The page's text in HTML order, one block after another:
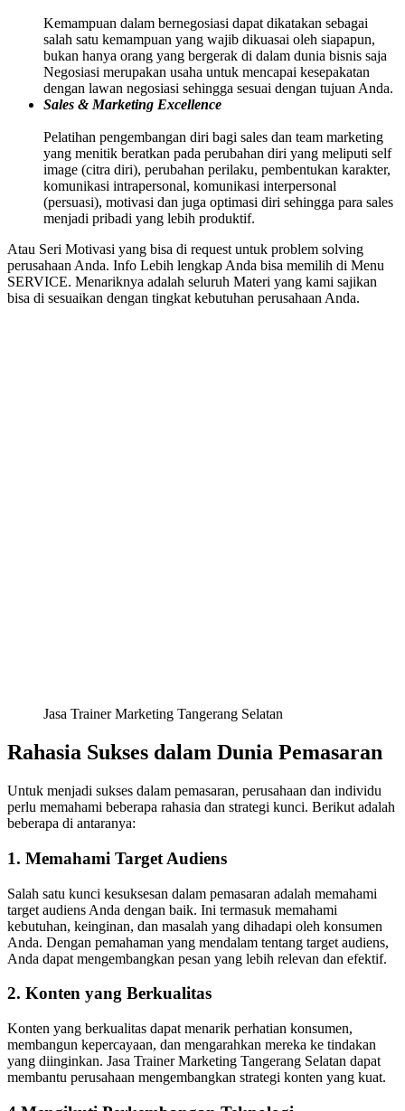
Kemampuan dalam bernegosiasi dapat dikatakan sebagai
salah satu kemampuan yang wajib dikuasai oleh siapapun,
bukan hanya orang yang bergerak di dalam dunia bisnis saja
Negosiasi merupakan usaha untuk mencapai kesepakatan
dengan lawan negosiasi sehingga sesuai dengan tujuan Anda.
Sales & Marketing Excellence
Pelatihan pengembangan diri bagi sales dan team marketing
yang menitik beratkan pada perubahan diri yang meliputi self
image (citra diri), perubahan perilaku, pembentukan karakter,
komunikasi intrapersonal, komunikasi interpersonal
(persuasi), motivasi dan juga optimasi diri sehingga para sales
menjadi pribadi yang lebih produktif.
Atau Seri Motivasi yang bisa di request untuk problem solving
perusahaan Anda. Info Lebih lengkap Anda bisa memilih di Menu
SERVICE. Menariknya adalah seluruh Materi yang kami sajikan
bisa di sesuaikan dengan tingkat kebutuhan perusahaan Anda.
Jasa Trainer Marketing Tangerang Selatan
Rahasia Sukses dalam Dunia Pemasaran
Untuk menjadi sukses dalam pemasaran, perusahaan dan individu
perlu memahami beberapa rahasia dan strategi kunci. Berikut adalah
beberapa di antaranya:
1. Memahami Target Audiens
Salah satu kunci kesuksesan dalam pemasaran adalah memahami
target audiens Anda dengan baik. Ini termasuk memahami
kebutuhan, keinginan, dan masalah yang dihadapi oleh konsumen
Anda. Dengan pemahaman yang mendalam tentang target audiens,
Anda dapat mengembangkan pesan yang lebih relevan dan efektif.
2. Konten yang Berkualitas
Konten yang berkualitas dapat menarik perhatian konsumen,
membangun kepercayaan, dan mengarahkan mereka ke tindakan
yang diinginkan. Jasa Trainer Marketing Tangerang Selatan dapat
membantu perusahaan mengembangkan strategi konten yang kuat.